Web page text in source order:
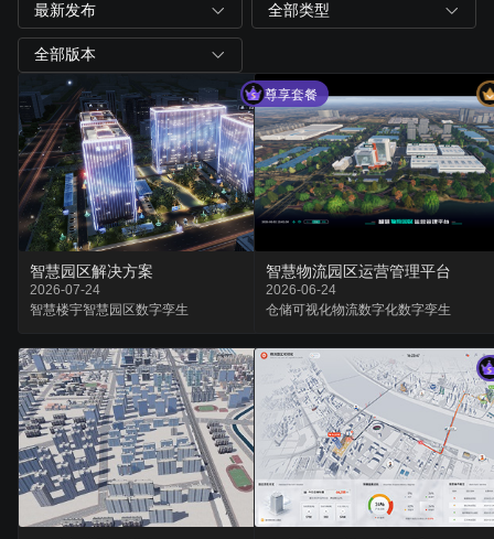
最新发布 全部类型
全部版本
尊享套餐
智慧园区解决方案
2026-07-24
智慧楼宇智慧园区数字孪生
智慧物流园区运营管理平台
2026-06-24
仓储可视化物流数字化数字孪生